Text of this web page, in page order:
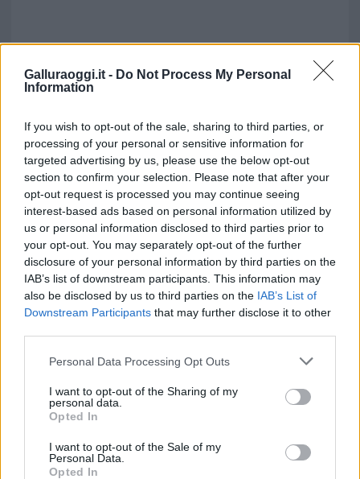
Galluraoggi.it - Do Not Process My Personal
Information
If you wish to opt-out of the sale, sharing to third parties, or
processing of your personal or sensitive information for
targeted advertising by us, please use the below opt-out
section to confirm your selection. Please note that after your
opt-out request is processed you may continue seeing
interest-based ads based on personal information utilized by
us or personal information disclosed to third parties prior to
your opt-out. You may separately opt-out of the further
disclosure of your personal information by third parties on the
IAB’s list of downstream participants. This information may
also be disclosed by us to third parties on the IAB’s List of
Downstream Participants that may further disclose it to other
Please note that this website/app uses one or more Google
not limited to your visit or usage behaviour. You may click to
grant or deny consent to Google and its third-party tags to
use your data for below specified purposes in below Google
consent section.
Personal Data Processing Opt Outs
I want to opt-out of the Sharing of my
personal data.
Opted In
I want to opt-out of the Sale of my
Personal Data.
Opted In
Vuoi rimuovere le pubblicità nazionali?
Puoi abbonarti a
cliccandoqui